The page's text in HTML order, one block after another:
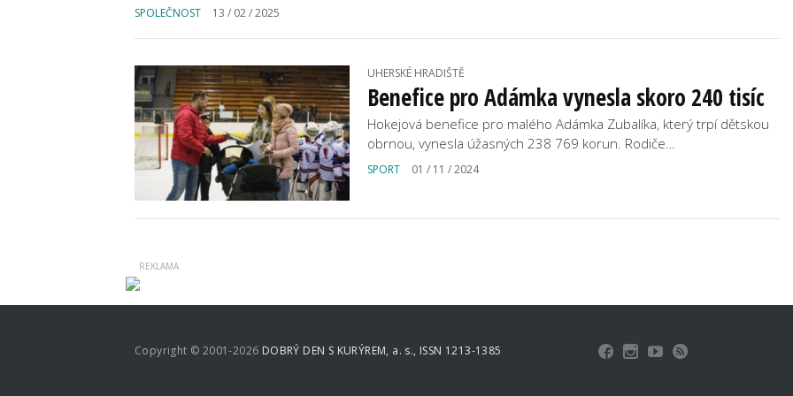
SPOLEČNOST 13 / 02 / 2025
UHERSKÉ HRADIŠTĚ
Benefice pro Adámka vynesla skoro 240 tisíc
Hokejová benefice pro malého Adámka Zubalíka, který trpí dětskou
obrnou, vynesla úžasných 238 769 korun. Rodiče…
SPORT 01 / 11 / 2024
Copyright © 2001-2026 DOBRÝ DEN S KURÝREM, a. s., ISSN 1213-1385